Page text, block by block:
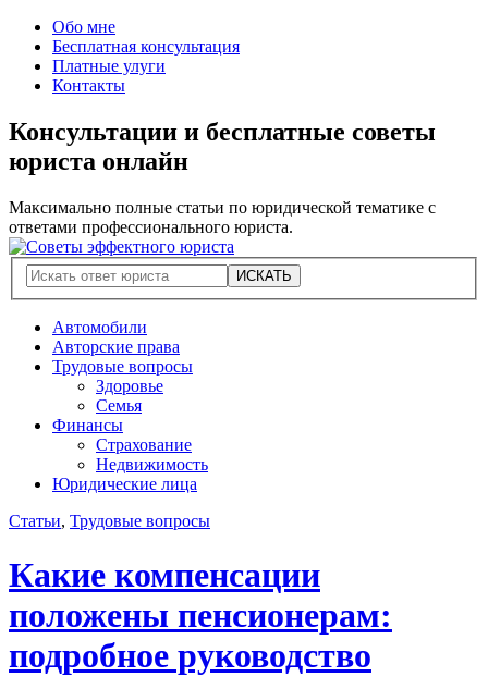
Обо мне
Бесплатная консультация
Платные улуги
Контакты
Консультации и бесплатные советы
юриста онлайн
Максимально полные статьи по юридической тематике с
ответами профессионального юриста.
Автомобили
Авторские права
Трудовые вопросы
Здоровье
Семья
Финансы
Страхование
Недвижимость
Юридические лица
Статьи, Трудовые вопросы
Какие компенсации
положены пенсионерам:
подробное руководство